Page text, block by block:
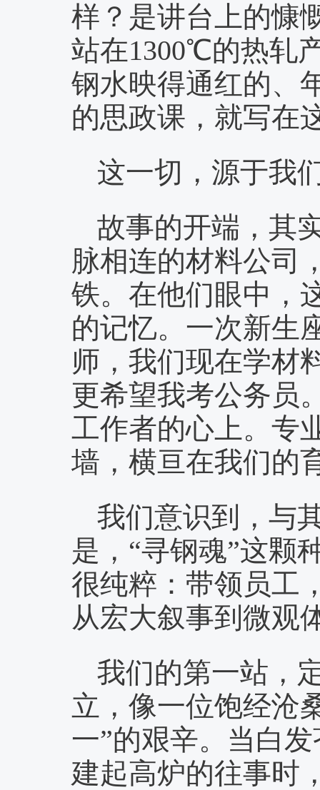
样？是讲台上的慷
站在1300℃的热轧
钢水映得通红的、
的思政课，就写在
这一切，源于我
故事的开端，其
脉相连的材料公司
铁。在他们眼中，
的记忆。一次新生
师，我们现在学材
更希望我考公务员
工作者的心上。专
墙，横亘在我们的
我们意识到，与
是，“寻钢魂”这颗
很纯粹：带领员工
从宏大叙事到微观
我们的第一站，
立，像一位饱经沧
一”的艰辛。当白
建起高炉的往事时